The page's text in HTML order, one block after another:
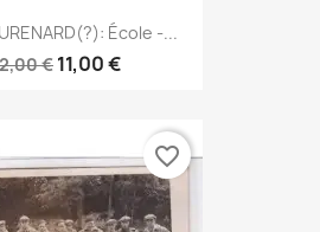
École -...
€ 11,00 €
favorite_border